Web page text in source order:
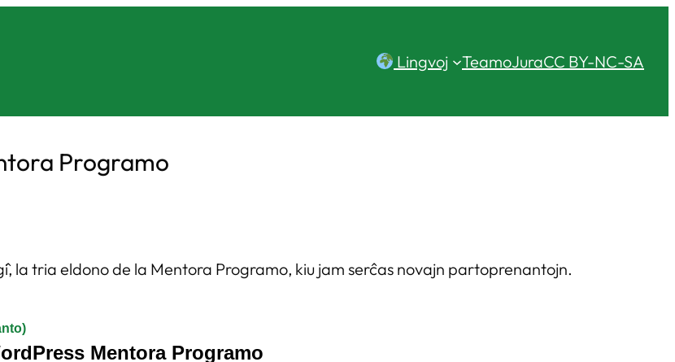
Lingvoj TeamoJuraCC BY-NC-SA
Programo
la tria eldono de la Mentora Programo, kiu jam serĉas novajn partoprenantojn.